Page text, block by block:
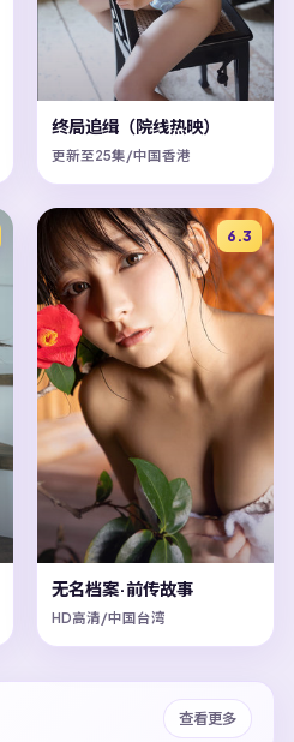
终局追缉（院线热映）
更新至25集/中国香港
6.3
无名档案·前传故事
HD高清/中国台湾
查看更多